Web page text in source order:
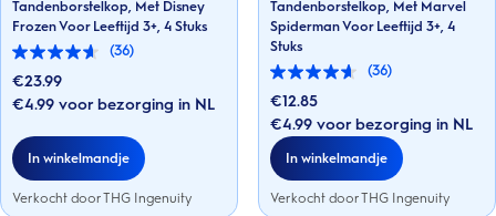
Tandenborstelkop, Met Disney
Frozen Voor Leeftijd 3+, 4 Stuks
(36)
4.6
van
5
36
beoordelingen
€23.99
€4.99 voor bezorging in NL
In winkelmandje
Verkocht door THG Ingenuity
Tandenborstelkop, Met Marvel
Spiderman Voor Leeftijd 3+, 4
Stuks
(36)
4.6
van
5
sterren.
36
beoordelingen
€12.85
€4.99 voor bezorging in NL
In winkelmandje
Verkocht door THG Ingenuity